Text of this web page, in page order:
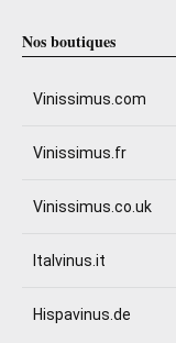
Nos boutiques
Vinissimus.com
Vinissimus.fr
Vinissimus.co.uk
Italvinus.it
Hispavinus.de